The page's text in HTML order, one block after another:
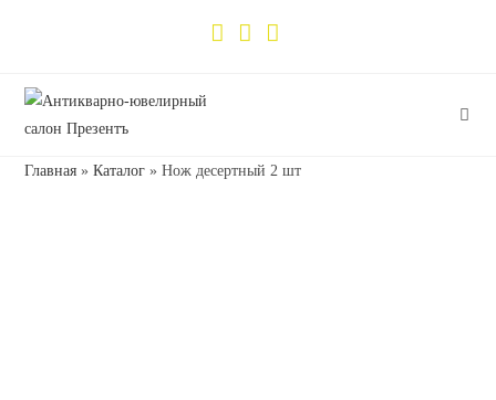
Главная »Каталог »Нож десертный 2 шт